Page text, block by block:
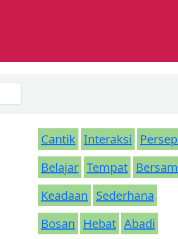
Cantik Interaksi
Belajar Tempat
Keadaan Sederhana
Bosan
Hebat Abadi